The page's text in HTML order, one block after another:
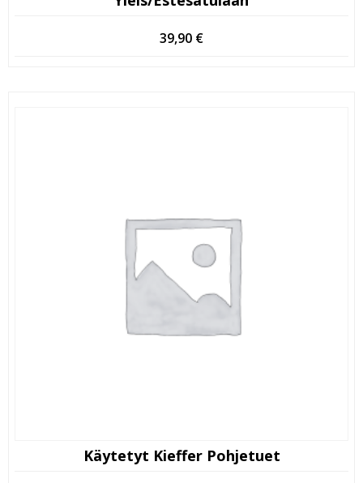
39,90 €
Käytetyt Kieffer Pohjetuet